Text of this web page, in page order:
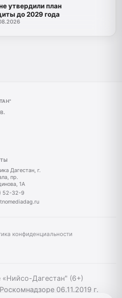
утвердили план
до 2029 года
Дагестан, г.
пр.
1А
52-32-9
конфиденциальности
«Нийсо-Дагестан" (6+)
06.11.2019 г.